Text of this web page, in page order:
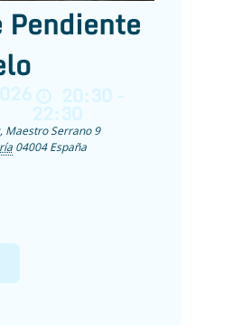
Pendiente
20:30 -
22:30
, Maestro Serrano 9
04004 España